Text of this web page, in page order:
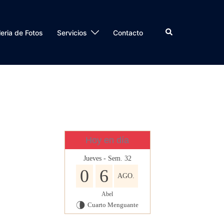
de Fotos Servicios Contacto Buscar
Hoy en día
Jueves - Sem. 32
0 6 AGO.
Abel
U Cuarto Menguante